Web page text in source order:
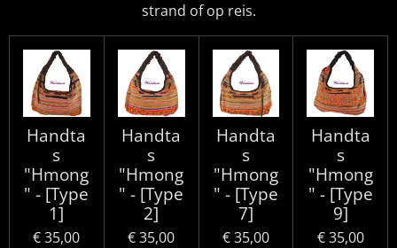
strand of op reis.
Handta
s
"Hmong
" - [Type
1]
€ 35,00
Handta
s
"Hmong
" - [Type
2]
€ 35,00
Handta
s
"Hmong
" - [Type
7]
€ 35,00
Handta
s
"Hmong
" - [Type
9]
€ 35,00